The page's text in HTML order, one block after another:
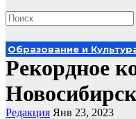
Образование и
Рекордное
Редакция Янв 23, 2023